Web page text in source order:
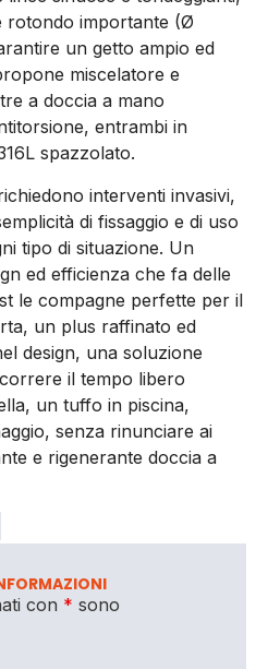
rotondo importante (Ø
un getto ampio ed
miscelatore e
a doccia a mano
entrambi in
spazzolato.
interventi invasivi,
di fissaggio e di uso
tipo di situazione. Un
ed efficienza che fa delle
le compagne perfette per il
un plus raffinato ed
design, una soluzione
il tempo libero
un tuffo in piscina,
senza rinunciare ai
e rigenerante doccia a
con * sono